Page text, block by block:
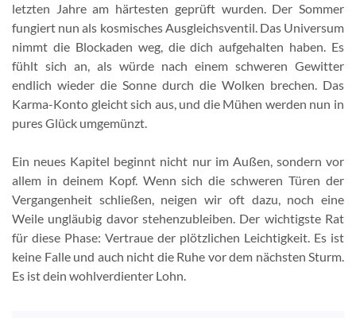
letzten Jahre am härtesten geprüft wurden. Der Sommer
fungiert nun als kosmisches Ausgleichsventil. Das Universum
nimmt die Blockaden weg, die dich aufgehalten haben. Es
fühlt sich an, als würde nach einem schweren Gewitter
endlich wieder die Sonne durch die Wolken brechen. Das
Karma-Konto gleicht sich aus, und die Mühen werden nun in
pures Glück umgemünzt.
Ein neues Kapitel beginnt nicht nur im Außen, sondern vor
allem in deinem Kopf. Wenn sich die schweren Türen der
Vergangenheit schließen, neigen wir oft dazu, noch eine
Weile ungläubig davor stehenzubleiben. Der wichtigste Rat
für diese Phase: Vertraue der plötzlichen Leichtigkeit. Es ist
keine Falle und auch nicht die Ruhe vor dem nächsten Sturm.
Es ist dein wohlverdienter Lohn.